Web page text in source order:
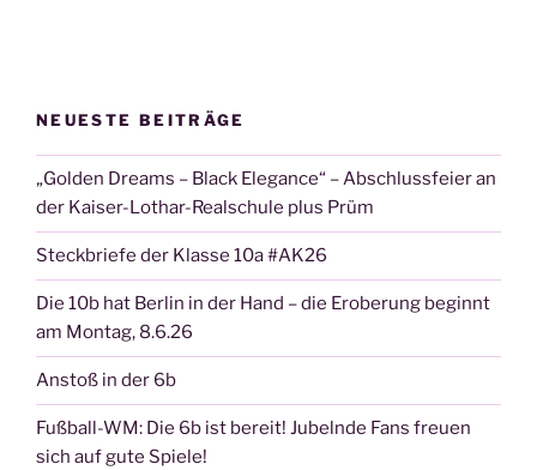
NEUESTE BEITRÄGE
„Golden Dreams – Black Elegance“ – Abschlussfeier an
der Kaiser-Lothar-Realschule plus Prüm
Steckbriefe der Klasse 10a #AK26
Die 10b hat Berlin in der Hand – die Eroberung beginnt
am Montag, 8.6.26
Anstoß in der 6b
Fußball-WM: Die 6b ist bereit! Jubelnde Fans freuen
sich auf gute Spiele!